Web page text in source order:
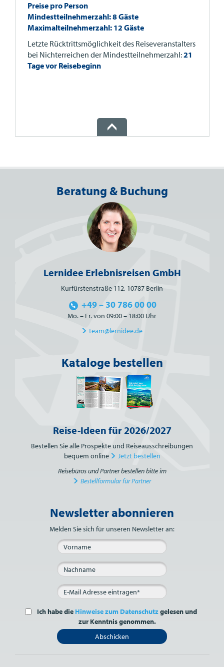
Preise pro Person
Mindestteilnehmerzahl: 8 Gäste
Maximalteilnehmerzahl: 12 Gäste
Letzte Rücktrittsmöglichkeit des Reiseveranstalters
bei Nichterreichen der Mindestteilnehmerzahl:21
Tage vor Reisebeginn
Beratung & Buchung
Lernidee Erlebnisreisen GmbH
Kurfürstenstraße 112, 10787 Berlin
+49 – 30 786 00 00
Mo. – Fr. von 09:00 – 18:00 Uhr
team@lernidee.de
Kataloge bestellen
Reise-Ideen für 2026/2027
Bestellen Sie alle Prospekte und Reiseausschreibungen
bequem online
Jetzt bestellen
Reisebüros und Partner bestellen bitte im
Bestellformular für Partner
Bitte nicht ausfüllen.
Newsletter abonnieren
Melden Sie sich für unseren Newsletter an:
Ich habe die Hinweise zum Datenschutzgelesen und
zur Kenntnis genommen.
Abschicken